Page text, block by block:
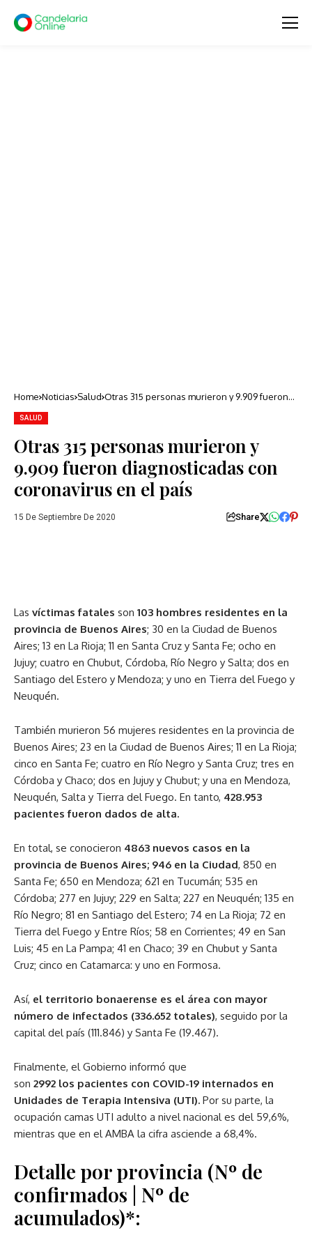
Home Noticias Salud Otras 315 personas murieron y 9.909 fueron
SALUD
Otras 315 personas murieron y
9.909 fueron diagnosticadas con
coronavirus en el país
15 De Septiembre De 2020 Share
Las víctimas fatales son 103 hombres residentes en la
provincia de Buenos Aires; 30 en la Ciudad de Buenos
Aires; 13 en La Rioja; 11 en Santa Cruz y Santa Fe; ocho en
Jujuy; cuatro en Chubut, Córdoba, Río Negro y Salta; dos en
Santiago del Estero y Mendoza; y uno en Tierra del Fuego y
Neuquén.
También murieron 56 mujeres residentes en la provincia de
Buenos Aires; 23 en la Ciudad de Buenos Aires; 11 en La Rioja;
cinco en Santa Fe; cuatro en Río Negro y Santa Cruz; tres en
Córdoba y Chaco; dos en Jujuy y Chubut; y una en Mendoza,
Neuquén, Salta y Tierra del Fuego. En tanto, 428.953
pacientes fueron dados de alta.
En total, se conocieron 4863 nuevos casos en la
provincia de Buenos Aires; 946 en la Ciudad, 850 en
Santa Fe; 650 en Mendoza; 621 en Tucumán; 535 en
Córdoba; 277 en Jujuy; 229 en Salta; 227 en Neuquén; 135 en
Río Negro; 81 en Santiago del Estero; 74 en La Rioja; 72 en
Tierra del Fuego y Entre Ríos; 58 en Corrientes; 49 en San
Luis; 45 en La Pampa; 41 en Chaco; 39 en Chubut y Santa
Cruz; cinco en Catamarca: y uno en Formosa.
Así, el territorio bonaerense es el área con mayor
número de infectados (336.652 totales), seguido por la
capital del país (111.846) y Santa Fe (19.467).
Finalmente, el Gobierno informó que
son 2992 los pacientes con COVID-19 internados en
Unidades de Terapia Intensiva (UTI). Por su parte, la
ocupación camas UTI adulto a nivel nacional es del 59,6%,
mientras que en el AMBA la cifra asciende a 68,4%.
Detalle por provincia (Nº de
confirmados | Nº de
acumulados)*: